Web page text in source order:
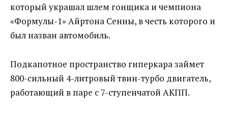
который украшал шлем гонщика и чемпиона
«Формулы-1» Айртона Сенны, в честь которого и
был назван автомобиль.
Подкапотное пространство гиперкара займет
800-сильный 4-литровый твин-турбо двигатель,
работающий в паре с 7-ступенчатой АКПП.